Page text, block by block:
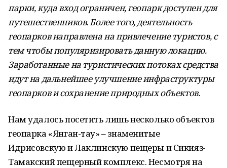
парки, куда вход ограничен, геопарк доступен для
путешественников. Более того, деятельность
геопарков направлена на привлечение туристов, с
тем чтобы популяризировать данную локацию.
Заработанные на туристических потоках средства
идут на дальнейшее улучшение инфраструктуры
геопарков и сохранение природных объектов.
Нам удалось посетить лишь несколько объектов
геопарка «Янган-тау» – знаменитые
Идрисовскую и Лаклинскую пещеры и Сикияз-
Тамакский пещерный комплекс. Несмотря на